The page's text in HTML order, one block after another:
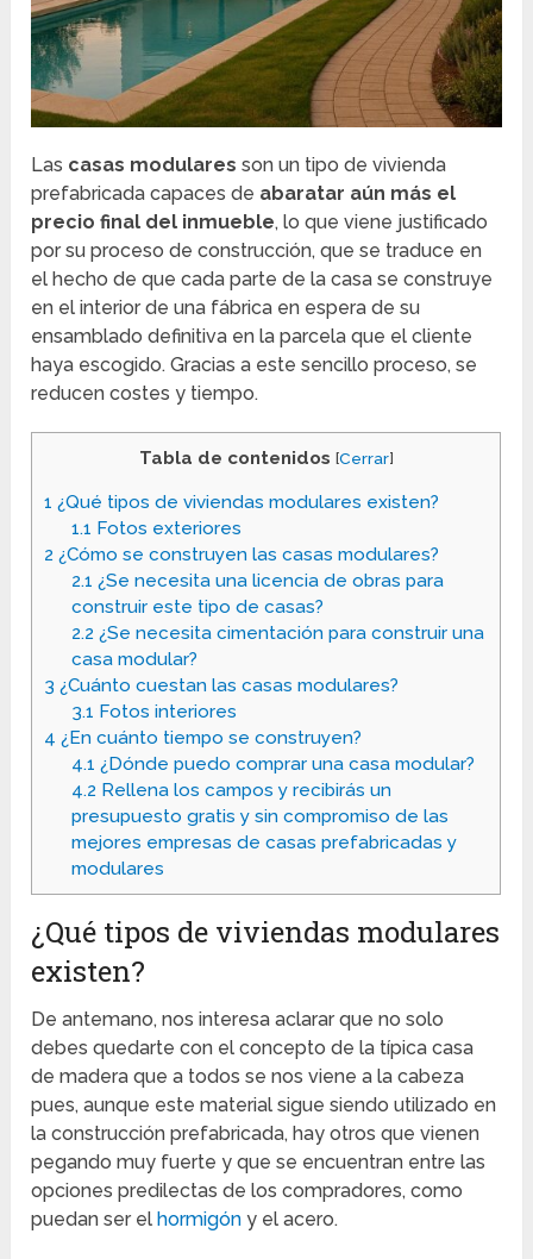
Las casas modulares son un tipo de vivienda
prefabricada capaces de abaratar aún más el
precio final del inmueble, lo que viene justificado
por su proceso de construcción, que se traduce en
el hecho de que cada parte de la casa se construye
en el interior de una fábrica en espera de su
ensamblado definitiva en la parcela que el cliente
haya escogido. Gracias a este sencillo proceso, se
reducen costes y tiempo.
Tabla de contenidos [Cerrar]
1 ¿Qué tipos de viviendas modulares existen?
1.1 Fotos exteriores
2 ¿Cómo se construyen las casas modulares?
2.1 ¿Se necesita una licencia de obras para
construir este tipo de casas?
2.2 ¿Se necesita cimentación para construir una
casa modular?
3 ¿Cuánto cuestan las casas modulares?
3.1 Fotos interiores
4 ¿En cuánto tiempo se construyen?
4.1 ¿Dónde puedo comprar una casa modular?
4.2 Rellena los campos y recibirás un
presupuesto gratis y sin compromiso de las
mejores empresas de casas prefabricadas y
modulares
¿Qué tipos de viviendas modulares
existen?
De antemano, nos interesa aclarar que no solo
debes quedarte con el concepto de la típica casa
de madera que a todos se nos viene a la cabeza
pues, aunque este material sigue siendo utilizado en
la construcción prefabricada, hay otros que vienen
pegando muy fuerte y que se encuentran entre las
opciones predilectas de los compradores, como
puedan ser elhormigón y el acero.